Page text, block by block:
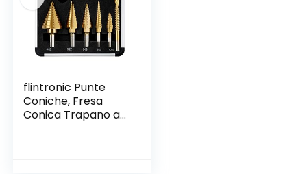
flintronic Punte
Coniche, Fresa
Conica Trapano a